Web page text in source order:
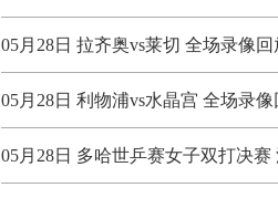
05月28日 拉齐奥vs莱切 全场录像回
05月28日 利物浦vs水晶宫 全场录像
05月28日 多哈世乒赛女子双打决赛 波尔卡诺娃/斯佐科斯